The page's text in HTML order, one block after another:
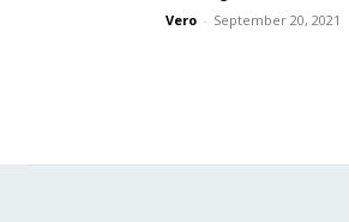
Vero - September 20, 2021